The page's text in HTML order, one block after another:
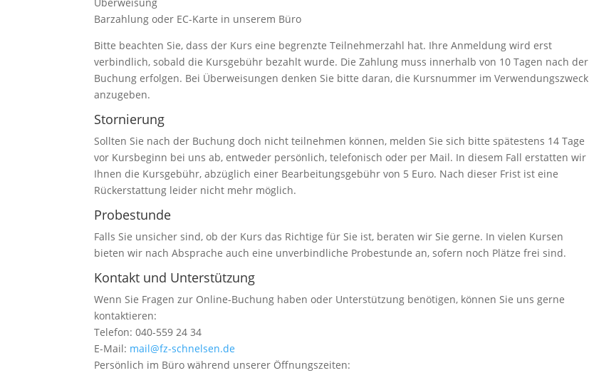
Überweisung
Barzahlung oder EC-Karte in unserem Büro
Bitte beachten Sie, dass der Kurs eine begrenzte Teilnehmerzahl hat. Ihre Anmeldung wird erst
verbindlich, sobald die Kursgebühr bezahlt wurde. Die Zahlung muss innerhalb von 10 Tagen nach der
Buchung erfolgen. Bei Überweisungen denken Sie bitte daran, die Kursnummer im Verwendungszweck
anzugeben.
Stornierung
Sollten Sie nach der Buchung doch nicht teilnehmen können, melden Sie sich bitte spätestens 14 Tage
vor Kursbeginn bei uns ab, entweder persönlich, telefonisch oder per Mail. In diesem Fall erstatten wir
Ihnen die Kursgebühr, abzüglich einer Bearbeitungsgebühr von 5 Euro. Nach dieser Frist ist eine
Rückerstattung leider nicht mehr möglich.
Probestunde
Falls Sie unsicher sind, ob der Kurs das Richtige für Sie ist, beraten wir Sie gerne. In vielen Kursen
bieten wir nach Absprache auch eine unverbindliche Probestunde an, sofern noch Plätze frei sind.
Kontakt und Unterstützung
Wenn Sie Fragen zur Online-Buchung haben oder Unterstützung benötigen, können Sie uns gerne
kontaktieren:
Telefon: 040-559 24 34
E-Mail: mail@fz-schnelsen.de
Persönlich im Büro während unserer Öffnungszeiten: